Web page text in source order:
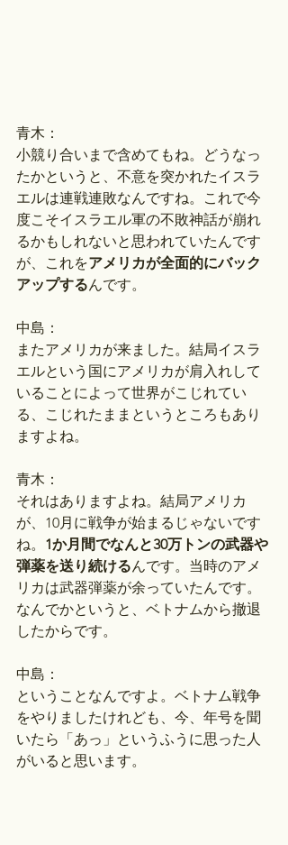
青木：
小競り合いまで含めてもね。どうなっ
たかというと、不意を突かれたイスラ
エルは連戦連敗なんですね。これで今
度こそイスラエル軍の不敗神話が崩れ
るかもしれないと思われていたんです
が、これをアメリカが全面的にバック
アップするんです。
中島：
またアメリカが来ました。結局イスラ
エルという国にアメリカが肩入れして
いることによって世界がこじれてい
る、こじれたままというところもあり
ますよね。
青木：
それはありますよね。結局アメリカ
が、10月に戦争が始まるじゃないです
ね。 1か月間でなんと30万トンの武器や
弾薬を送り続けるんです。当時のアメ
リカは武器弾薬が余っていたんです。
なんでかというと、ベトナムから撤退
したからです。
中島：
ということなんですよ。ベトナム戦争
をやりましたけれども、今、年号を聞
いたら「あっ」というふうに思った人
がいると思います。